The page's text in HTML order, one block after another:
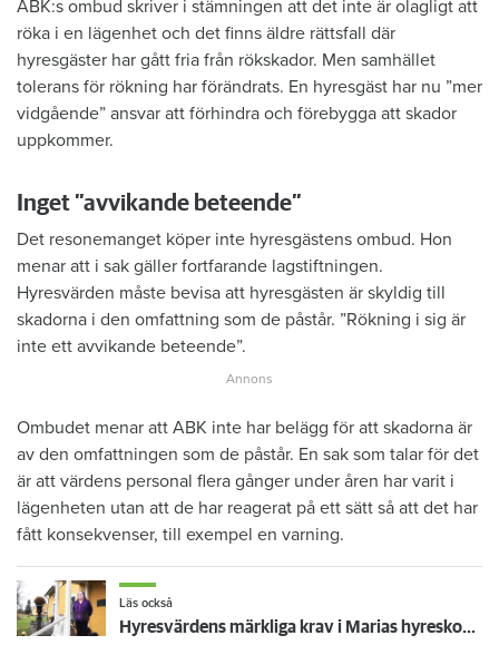
ABK:s ombud skriver i stämningen att det inte är olagligt att
röka i en lägenhet och det finns äldre rättsfall där
hyresgäster har gått fria från rökskador. Men samhället
tolerans för rökning har förändrats. En hyresgäst har nu ”mer
vidgående” ansvar att förhindra och förebygga att skador
uppkommer.
Inget ”avvikande beteende”
Det resonemanget köper inte hyresgästens ombud. Hon
menar att i sak gäller fortfarande lagstiftningen.
Hyresvärden måste bevisa att hyresgästen är skyldig till
skadorna i den omfattning som de påstår. ”Rökning i sig är
inte ett avvikande beteende”.
Ombudet menar att ABK inte har belägg för att skadorna är
av den omfattningen som de påstår. En sak som talar för det
är att värdens personal flera gånger under åren har varit i
lägenheten utan att de har reagerat på ett sätt så att det har
fått konsekvenser, till exempel en varning.
Läs också
Hyresvärdens märkliga krav i Marias hyreskontrakt: "Förstod först efteråt vad jag signerat"